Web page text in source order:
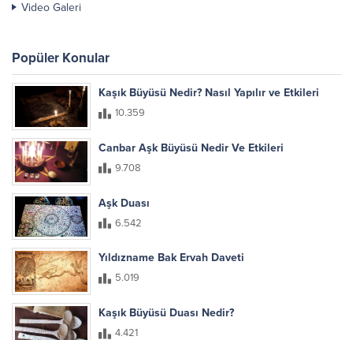
Video Galeri
Popüler Konular
Kaşık Büyüsü Nedir? Nasıl Yapılır ve Etkileri
10.359
Canbar Aşk Büyüsü Nedir Ve Etkileri
9.708
Aşk Duası
6.542
Yıldızname Bak Ervah Daveti
5.019
Kaşık Büyüsü Duası Nedir?
4.421